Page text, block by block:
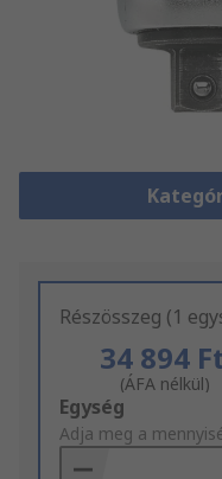
Részösszeg (1
34 894
(ÁFA nélkül)
Add
to
Basket
Egység
Adja meg a